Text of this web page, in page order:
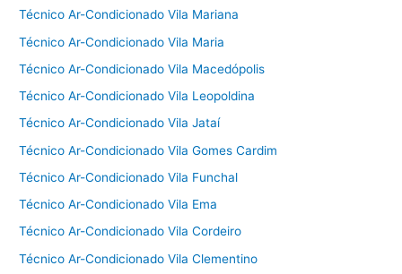
Técnico Ar-Condicionado Vila Mariana
Técnico Ar-Condicionado Vila Maria
Técnico Ar-Condicionado Vila Macedópolis
Técnico Ar-Condicionado Vila Leopoldina
Técnico Ar-Condicionado Vila Jataí
Técnico Ar-Condicionado Vila Gomes Cardim
Técnico Ar-Condicionado Vila Funchal
Técnico Ar-Condicionado Vila Ema
Técnico Ar-Condicionado Vila Cordeiro
Técnico Ar-Condicionado Vila Clementino